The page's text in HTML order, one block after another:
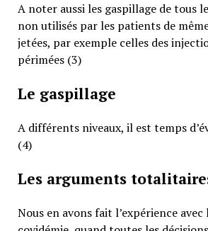
A noter aussi les gaspillage de tous
non utilisés par les patients de
jetées, par exemple celles des
périmées (3)
Le gaspillage
A différents niveaux, il est temps
(4)
Les arguments
Nous en avons fait l’expérience